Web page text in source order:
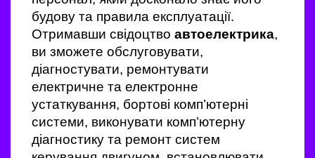
будову та правила експлуатації.
Отримавши свідоцтво автоелектрика,
ви зможете обслуговувати,
діагностувати, ремонтувати
електричне та електронне
устаткування, бортові комп’ютерні
системи, виконувати комп’ютерну
діагностику та ремонт систем